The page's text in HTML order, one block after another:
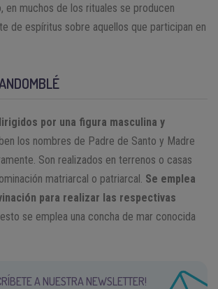
en muchos de los rituales se producen
de espíritus sobre aquellos que participan en
por una figura masculina y
los nombres de Padre de Santo y Madre
Son realizados en terrenos o casas
matriarcal o patriarcal. Se emplea
para realizar las respectivas
se emplea una concha de mar conocida
A NUESTRA NEWSLETTER!